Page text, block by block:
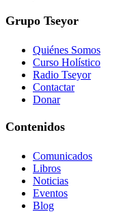
Grupo Tseyor
Quiénes Somos
Curso Holístico
Radio Tseyor
Contactar
Donar
Contenidos
Comunicados
Libros
Noticias
Eventos
Blog